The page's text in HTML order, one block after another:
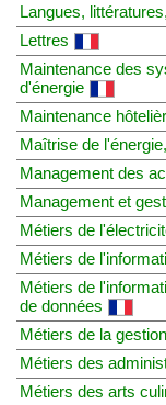
Langues,
Lettres
Maintenance des
d'énergie
Maintenance
Maîtrise de
Management des
Management et
Métiers de
Métiers de
Métiers de
de données
Métiers de la
Métiers des
Métiers des arts